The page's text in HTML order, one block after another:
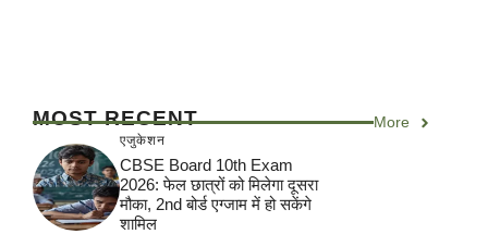
MOST RECENT More
एजुकेशन
CBSE Board 10th Exam
2026: फेल छात्रों को मिलेगा दूसरा
मौका, 2nd बोर्ड एग्जाम में हो सकेंगे
शामिल